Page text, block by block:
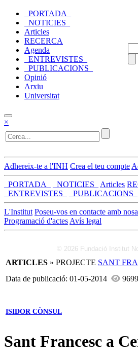
_PORTADA_
_NOTICIES_
Articles
RECERCA
Agenda
_ENTREVISTES_
_PUBLICACIONS_
Opinió
Arxiu
Universitat
×
Adhereix-te a l'INH Crea el teu compte
_PORTADA_ _NOTICIES_ Articles
_ENTREVISTES_
_PUBLICACIONS_
L'Institut Poseu-vos en contacte amb
Programació d'actes Avís legal
© 2026 Fundació Institut
ARTICLES » PROJECTE SANT
Data de publicació: 01-05-2014
9699
ISIDOR CÒNSUL
Sant Francesc a